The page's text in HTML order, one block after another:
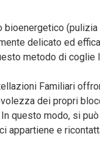
delicato ed
metodo di coglie
Familiari
dei propri
questo modo, si
appartiene e